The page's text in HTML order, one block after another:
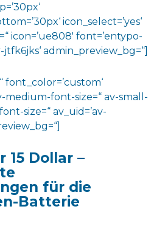
icon_select=’yes‘
icon=’ue808′ font=’entypo-
jtfk6jks‘ admin_preview_bg=“]
font_color=’custom‘
medium-font-size=“ av-small-
size=“ av_uid=’av-
15 Dollar –
für die
Batterie